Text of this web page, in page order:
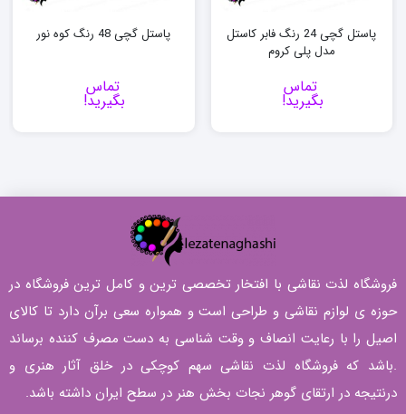
پاستل گچی 24 رنگ فابر کاستل
مدل پلی کروم
تماس
بگیرید!
پاستل گچی 48 رنگ کوه نور
تماس
بگیرید!
فروشگاه لذت نقاشی با افتخار تخصصی ترین و کامل ترین فروشگاه در
حوزه ی لوازم نقاشی و طراحی است و همواره سعی برآن دارد تا کالای
اصیل را با رعایت انصاف و وقت شناسی به دست مصرف کننده برساند
.باشد که فروشگاه لذت نقاشی سهم کوچکی در خلق آثار هنری و
درنتیجه در ارتقای گوهر نجات بخش هنر در سطح ایران داشته باشد.